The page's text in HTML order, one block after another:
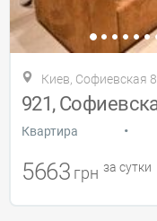
Киев, Софиевская 8
Квартира •
5663 грн за сутки